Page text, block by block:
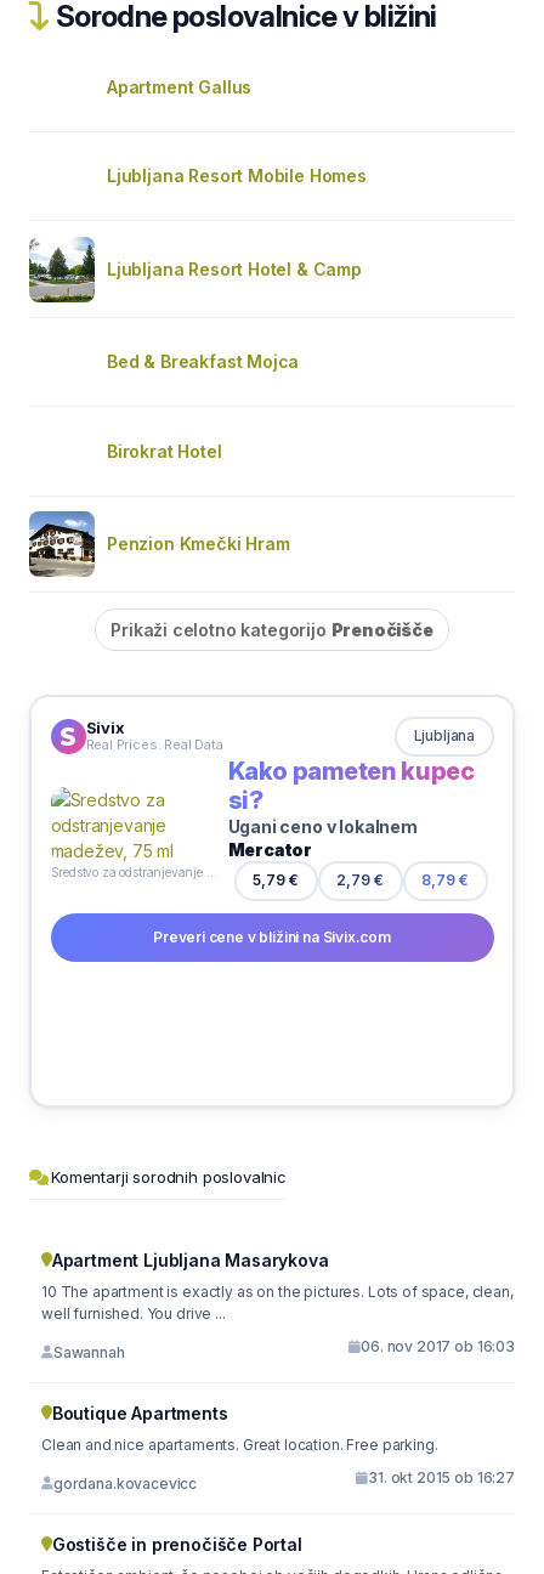
Sorodne poslovalnice v bližini
Apartment Gallus
Ljubljana Resort Mobile Homes
Ljubljana Resort Hotel & Camp
Bed & Breakfast Mojca
Birokrat Hotel
Penzion Kmečki Hram
Prikaži celotno kategorijo Prenočišče
Sivix
Real Prices. Real Data Ljubljana
Kako pameten kupec
si?
Ugani ceno v lokalnem
Mercator
5,79 € 2,79 € 8,79 €
Preveri cene v bližini na Sivix.com
Komentarji sorodnih poslovalnic
Apartment Ljubljana Masarykova
10 The apartment is exactly as on the pictures. Lots of space, clean,
well furnished. You drive ...
Sawannah 06. nov 2017 ob 16:03
Boutique Apartments
Clean and nice apartaments. Great location. Free parking.
gordana.kovacevicc 31. okt 2015 ob 16:27
Gostišče in prenočišče Portal